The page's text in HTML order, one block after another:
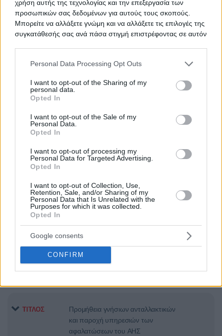
χρήση αυτής της τεχνολογίας και την επεξεργασία των
προσωπικών σας δεδομένων για αυτούς τους σκοπούς.
Μπορείτε να αλλάξετε γνώμη και να αλλάξετε τις επιλογές της
συγκατάθεσής σας ανά πάσα στιγμή επιστρέφοντας σε αυτόν
Please note that this website/app uses one or more Google
not limited to your visit or usage behaviour. You may click to
grant or deny consent to Google and its third-party tags to
use your data for below specified purposes in below Google
consent section.
Personal Data Processing Opt Outs
I want to opt-out of the Sharing of my
personal data.
Opted In
I want to opt-out of the Sale of my
Personal Data.
Opted In
I want to opt-out of processing my
Personal Data for Targeted Advertising.
Opted In
I want to opt-out of Collection, Use,
Retention, Sale, and/or Sharing of my
Personal Data that Is Unrelated with the
Purposes for which it was collected.
Opted In
Google consents
CONFIRM
ΤΙΤΛΟΣ
Προμήθεια μετρητών κυττάρων
αίματος
ΤΙΤΛΟΣ
Υποέργο 6 - Ιατροτεχνολογικός
εξοπλισμός
ΤΙΤΛΟΣ
ΤΙΤΛΟΣ
Προμήθεια συσκευών ανάλυσης για
ανοσολογικές εξετάσεις
ΤΙΤΛΟΣ
Προμήθεια γνήσιων ανταλλακτικών
και παροχή υπηρεσιών των
αφαλατώσεων του ΑΗΣ